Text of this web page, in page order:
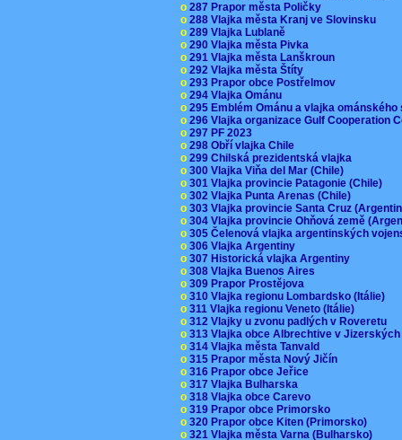
o 287 Prapor města Poličky
o 288 Vlajka města Kranj ve Slovinsku
o 289 Vlajka Lublaně
o 290 Vlajka města Pivka
o 291 Vlajka města Lanškroun
o 292 Vlajka města Štíty
o 293 Prapor obce Postřelmov
o 294 Vlajka Ománu
o 295 Emblém Ománu a vlajka
o 296 Vlajka organizace Gulf Cooperation
o 297 PF 2023
o 298 Obří vlajka Chile
o 299 Chilská prezidentská vlajka
o 300 Vlajka Viňa del Mar (Chile)
o 301 Vlajka provincie Patagonie (Chile)
o 302 Vlajka Punta Arenas (Chile)
o 303 Vlajka provincie Santa Cruz
o 304 Vlajka provincie Ohňová země
o 305 Čelenová vlajka argentinských
o 306 Vlajka Argentiny
o 307 Historická vlajka Argentiny
o 308 Vlajka Buenos Aires
o 309 Prapor Prostějova
o 310 Vlajka regionu Lombardsko (Itálie)
o 311 Vlajka regionu Veneto (Itálie)
o 312 Vlajky u zvonu padlých v Roveretu
o 313 Vlajka obce Albrechtive v
o 314 Vlajka města Tanvald
o 315 Prapor města Nový Jičín
o 316 Prapor obce Jeřice
o 317 Vlajka Bulharska
o 318 Vlajka obce Carevo
o 319 Prapor obce Primorsko
o 320 Prapor obce Kiten (Primorsko)
o 321 Vlajka města Varna (Bulharsko)